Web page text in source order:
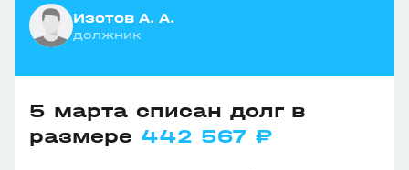
Изотов А. А.
должник
5 марта списан долг в
размере 442 567 ₽